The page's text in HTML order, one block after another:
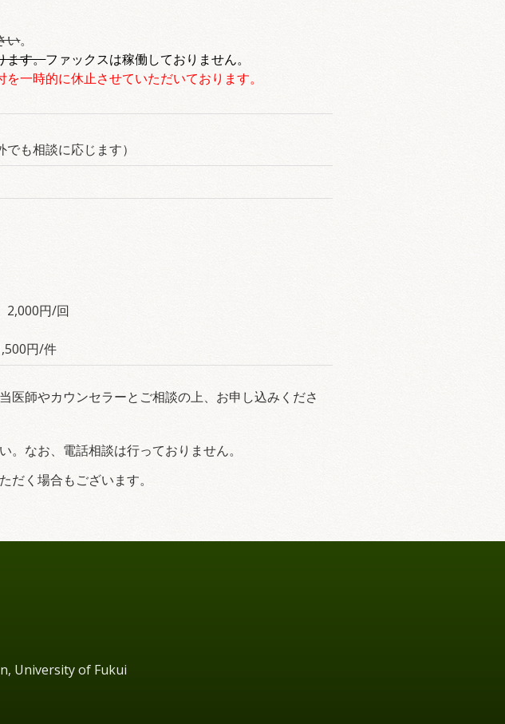
い。
ます。ファックスは稼働しておりません。
一時的に休止させていただいております。
でも相談に応じます）
2,000円/回
円/件
医師やカウンセラーとご相談の上、お申し込みくださ
なお、電話相談は行っておりません。
く場合もございます。
University of Fukui